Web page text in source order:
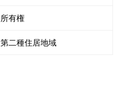
所有権
第二種住居地域